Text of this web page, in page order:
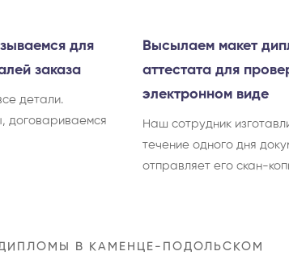
для
заказа
детали.
договариваемся
Высылаем макет
аттестата для
электронном виде
Наш сотрудник
течение одного дня
отправляет его скан-
В КАМЕНЦЕ-ПОДОЛЬСКОМ